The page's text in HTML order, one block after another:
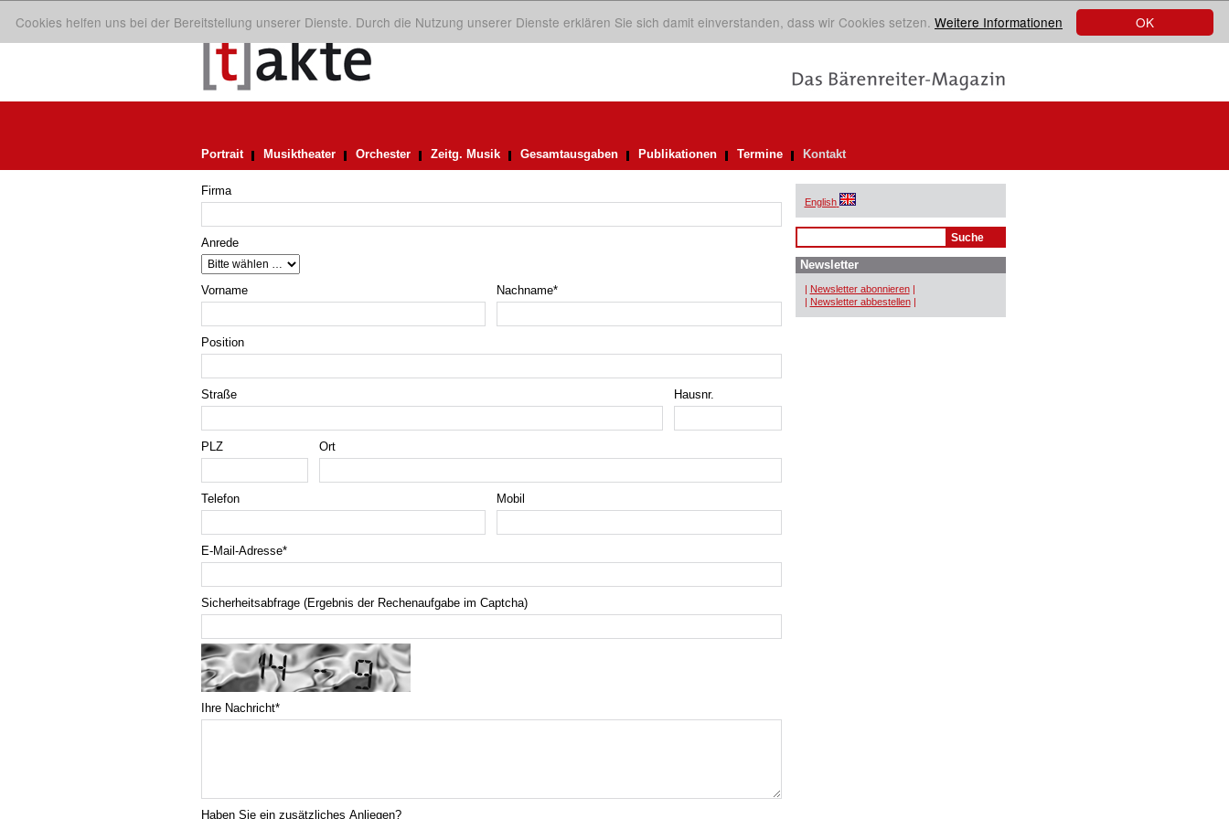
OK
Cookies helfen uns bei der Bereitstellung unserer Dienste. Durch die Nutzung unserer Dienste erklären Sie sich damit einverstanden, dass wir Cookies setzen. Weitere Informationen
Portrait Musiktheater Orchester Zeitg. Musik Gesamtausgaben Publikationen Termine Kontakt
Firma
Anrede
Vorname Nachname*
Position
Straße Hausnr.
PLZ Ort
Telefon Mobil
E-Mail-Adresse*
Sicherheitsabfrage (Ergebnis der Rechenaufgabe im Captcha)
Ihre Nachricht*
Haben Sie ein zusätzliches Anliegen?
English
Newsletter
| Newsletter abonnieren |
| Newsletter abbestellen |